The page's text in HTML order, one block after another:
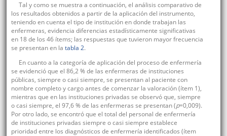
Tal y como se muestra a continuación, el análisis comparativo de
los resultados obtenidos a partir de la aplicación del instrumento,
teniendo en cuenta el tipo de institución en donde trabajan las
enfermeras, evidencia diferencias estadísticamente significativas
en 18 de los 46 ítems; las respuestas que tuvieron mayor frecuencia
se presentan en la tabla 2.
En cuanto a la categoría de aplicación del proceso de enfermería
se evidenció que el 86,2 % de las enfermeras de instituciones
públicas, siempre o casi siempre, se presentan al paciente con
nombre completo y cargo antes de comenzar la valoración (ítem 1),
mientras que en las instituciones privadas se observó que, siempre
o casi siempre, el 97,6 % de las enfermeras se presentan (p=0,009).
Por otro lado, se encontró que el total del personal de enfermería
de instituciones privadas siempre o casi siempre establece
prioridad entre los diagnósticos de enfermería identificados (ítem